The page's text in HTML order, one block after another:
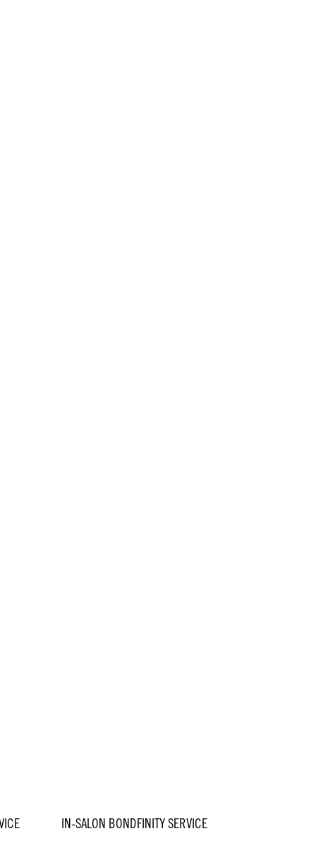
IN-SALON BONDFINITY SERVICE